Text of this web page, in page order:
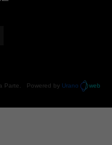
Parte . Powered by Urano web